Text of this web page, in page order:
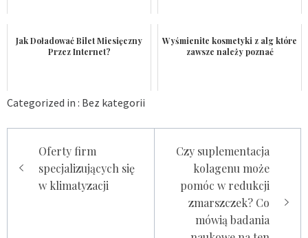
Jak Doładować Bilet Miesięczny
Przez Internet?
Wyśmienite kosmetyki z alg które
zawsze należy poznać
Categorized in : Bez kategorii
wpisuOferty firm
specjalizujących się
w klimatyzacji
Czy suplementacja
kolagenu może
pomóc w redukcji
zmarszczek? Co
mówią badania